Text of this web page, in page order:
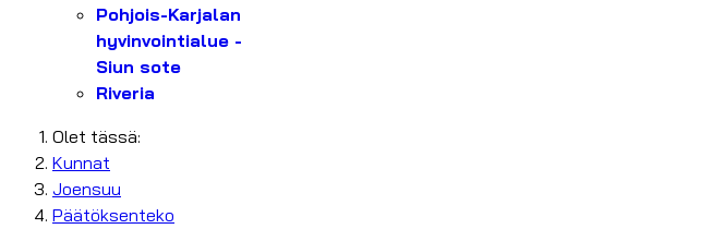
Pohjois-Karjalan
hyvinvointialue -
Siun sote
Riveria
Olet tässä:
Kunnat
Joensuu
Päätöksenteko